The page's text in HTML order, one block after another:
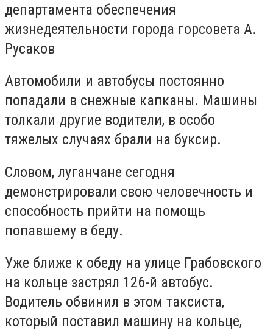
департамента обеспечения
жизнедеятельности города горсовета А.
Русаков
Автомобили и автобусы постоянно
попадали в снежные капканы. Машины
толкали другие водители, в особо
тяжелых случаях брали на буксир.
Словом, луганчане сегодня
демонстрировали свою человечность и
способность прийти на помощь
попавшему в беду.
Уже ближе к обеду на улице Грабовского
на кольце застрял 126-й автобус.
Водитель обвинил в этом таксиста,
который поставил машину на кольце,